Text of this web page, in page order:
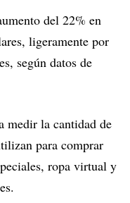
del 22% en
ligeramente por
según datos de
medir la cantidad de
para comprar
ropa virtual y